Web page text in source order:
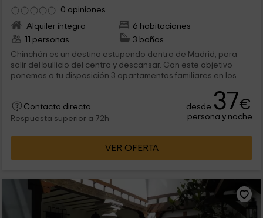
0 opiniones
Alquiler íntegro
6 habitaciones
11 personas
3 baños
Chinchón es un destino estupendo dentro de Madrid, para
salir del bullicio del centro y descansar. Con este objetivo
ponemos a tu disposición 3 apartamentos familiares en los
principal los espacios se reparten aprovechando al máximo la
superficie. Te sentirás como en tu propia casa.
Contacto directo
Respuesta superior a 72h
desde 37€
persona y noche
VER OFERTA